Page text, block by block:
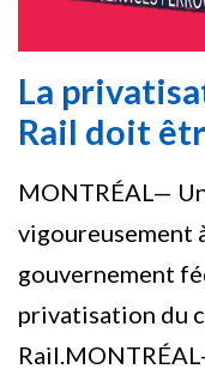
La
Rail doit
MONTRÉAL—
vigoureusement
gouvernement
privatisation du